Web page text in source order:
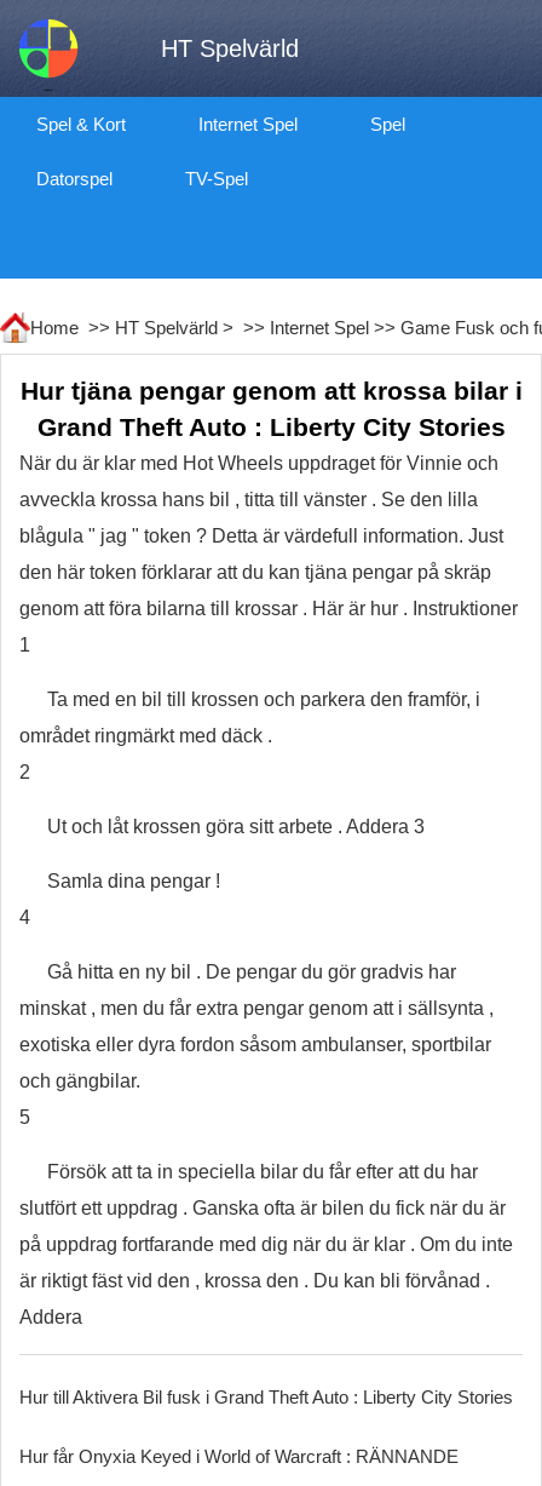
HT Spelvärld
Spel & Kort Internet Spel Spel
Datorspel TV-Spel
Home >> HT Spelvärld > >> Internet Spel >> Game Fusk och
Hur tjäna pengar genom att krossa bilar i
Grand Theft Auto : Liberty City Stories
När du är klar med Hot Wheels uppdraget för Vinnie och
avveckla krossa hans bil , titta till vänster . Se den lilla
blågula " jag " token ? Detta är värdefull information. Just
den här token förklarar att du kan tjäna pengar på skräp
genom att föra bilarna till krossar . Här är hur . Instruktioner
1
Ta med en bil till krossen och parkera den framför, i
området ringmärkt med däck .
2
Ut och låt krossen göra sitt arbete . Addera 3
Samla dina pengar !
4
Gå hitta en ny bil . De pengar du gör gradvis har
minskat , men du får extra pengar genom att i sällsynta ,
exotiska eller dyra fordon såsom ambulanser, sportbilar
och gängbilar.
5
Försök att ta in speciella bilar du får efter att du har
slutfört ett uppdrag . Ganska ofta är bilen du fick när du är
på uppdrag fortfarande med dig när du är klar . Om du inte
är riktigt fäst vid den , krossa den . Du kan bli förvånad .
Addera
Hur till Aktivera Bil fusk i Grand Theft Auto : Liberty City Stories
Hur får Onyxia Keyed i World of Warcraft : RÄNNANDE